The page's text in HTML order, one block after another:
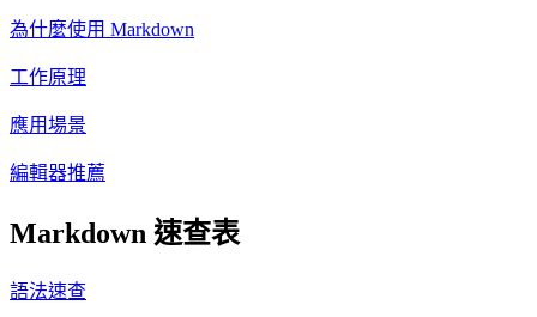
為什麼使用 Markdown
工作原理
應用場景
編輯器推薦
Markdown 速查表
語法速查